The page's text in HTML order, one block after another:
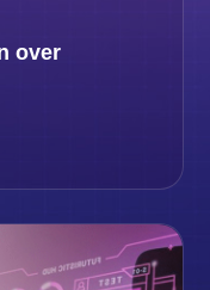
over